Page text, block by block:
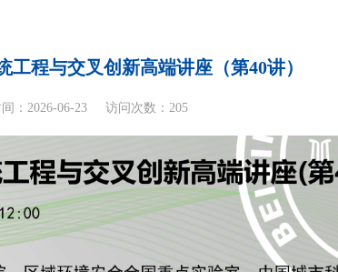
工程与交叉创新高端讲座（第40讲）
：2026-06-23 访问次数：205